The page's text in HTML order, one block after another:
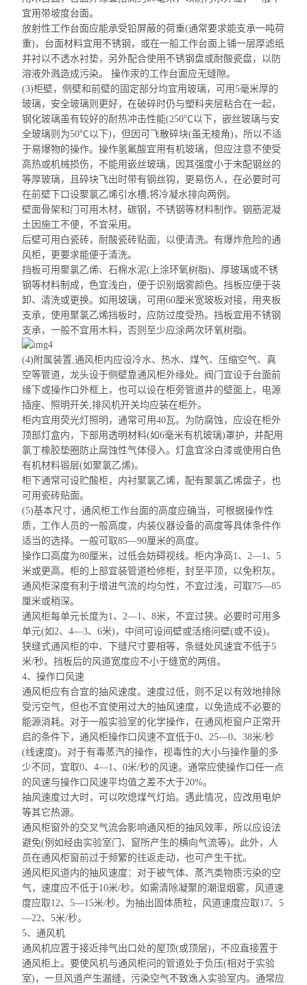
宜用带坡度台面。
放射性工作台面应能承受铅屏蔽的荷重(通常要求能支承一吨荷
重)，台面材料宜用不锈钢，或在一船工作台面上铺一层厚滤纸
并衬以不透水衬垫，另外配合使用不锈钢盘或耐酸瓷盘，以防
溶液外溅造成污染。 操作汞的工作台面应无缝隙。
(3)柜壁，侧壁和前壁的固定部分均宜用玻璃，可用5毫米厚的
玻璃，安全玻璃则更好，在破碎时仍与塑料夹层粘合在一起，
钢化玻璃虽有较好的耐热冲击性能(250℃以下，嵌丝玻璃与安
全玻璃则为50℃以下)，但因可飞散碎块(虽无棱角)，所以不适
于易爆物的操作。操作氢氟酸宜用有机玻璃，但应注意不使受
高热或机械损伤， 不能用嵌丝玻璃，因其强度小于末配钢丝的
等厚玻璃，且碎块飞出时带有钢丝钩，更易伤人，在必要时可
在前壁下口设聚氯乙烯引水槽;将冷凝水排向两例。
壁面骨架和门可用木材，碳钢，不锈钢等材料制作。钢筋泥凝
土因施工不便，不宜采用。
后壁可用白瓷砖，耐酸瓷砖贴面，以便清洗。有爆炸危险的通
风柜，更要求能便于清洗。
挡板可用聚氯乙烯、石棉水泥(上涂环氧树脂)、厚玻璃或不锈
钢等材料制成，色宜浅白，便于识别烟雾颜色。挡板应便于装
卸、清洗或更换。如用玻璃，可用60厘米宽玻板对接，用夹板
支承，使用聚氯乙烯挡板时，应防过度受热。挡板宜用不锈钢
支承，一般不宜用木料，否则至少应涂两次环氧树脂。
(4)附属装置,通风柜内应设冷水、热水、煤气、压缩空气、真
空等管道，龙头设于侧壁靠通风柜外缘处。阀门宜设于台面前
缘下或操作口外框上，也可以设在柜旁管道井的壁面上，电源
插座、照明开关;排风机开关均应装在柜外。
柜内宜用荧光灯照明，通常可用40瓦。为防腐蚀，应设在柜外
顶部灯盒内，下部用透明材料(如6毫米有机玻璃)罩护，并配用
氯丁橡胶垫圈防止腐蚀性气体侵入。 灯盒宜涂白漆或使用白色
有机材料锻层(如聚氯乙烯)。
柜下通常可设贮酸柜 ，内衬聚氯乙烯，配有聚氯乙烯盘子，也
可用瓷砖贴面。
(5)基本尺寸，通风柜工作台面的高度应确当，可根据操作性
质，工作人员的一般高度，内装仪器设备的高度等具体条件作
适当的选择。一般可取85—90厘米的高度。
操作口高度为80厘米，过低会妨碍视线。柜内净高1、2—1、5
米或更高。柜的 上部宜装管道检修柜，封至平顶，以免积灰。
通风柜深度有利于增进气流的均匀性，不宜过浅，可取75—85
厘米或稍深。
通风柜每单元长度为1、2—1、8米，不宜过狭。必要时可用多
单元(如2、4—3、6米)，中间可设间壁或活络问壁(或不设)。
狭缝式通风柜的中、下缝尺寸要相等，条缝处风速宜不低于5
米/秒。挡板后的风道宽度应不小于缝宽的两倍。
4、操作口风速
通风柜应有合宜的抽风速度。速度过低，则不足以有效地排除
受污空气，但也不宜使用过大的抽风速度，以免造成不必要的
能源消耗。对于一般实验室的化学操作，在通风柜窗户正常开
启的条件下，通风柜操作口 风速不宜低于0、25—0、38米/秒
(线速度)。对于有毒蒸汽的操作，视毒性的大小与操作量的多
少不同，宜取0、4—1、0米/秒的风速。通常应使操作口任一点
的风速与操作口风速平均值之差不大于20%。
抽风速度过大时，可以吹熄煤气灯焰。遇此情况，应改用电炉
等其它热源。
通风柜窗外的交叉气流会影响通风柜的抽风效率，所以应设法
避免(例如经由实验室门、窗所产生的横向气流等)。此外，人
员在通风柜窗前过于频繁的往返走动，也可产生干扰。
通风柜风道内的抽风速度：对于被气体、蒸汽类物质污染的空
气，速度应不低于10米/秒。如需清除凝聚的潮湿烟雾，风道速
度应取12、5—15米/秒。为抽出固体质粒，风道速度应取17、5
—22、5米/秒。
5、通风机
通风机应置于接近排气出口处的屋顶(或顶层)，不应直接置于
通风柜上。要使风机与通风柜问的管道处于负压(相对于实验
室)，一旦风道产生漏缝，污染空气不致逸入实验室内。通常应